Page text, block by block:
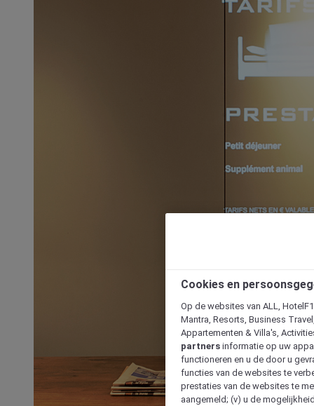
Cookies en
Op de websites van ALL,
Mantra, Resorts, Business
Appartementen & Villa's,
partners informatie op uw
functioneren en u de door u
functies van de websites te
prestaties van de websites te
aangemeld; (v) u de